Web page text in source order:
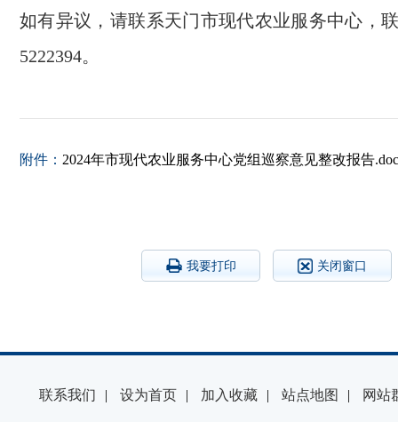
如有异议，请联系天门市现代农业服务中心，
5222394。
附件： 2024年市现代农业服务中心党组巡察意见整改报告
我要打印 关闭窗口
联系我们 | 设为首页 | 加入收藏 | 站点地图 | 网站